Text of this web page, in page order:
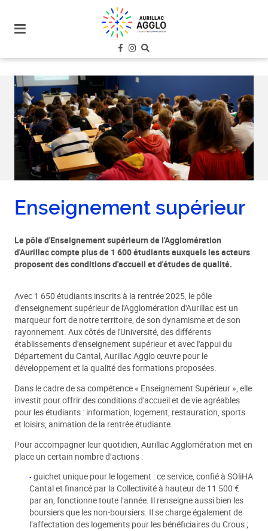
site
menu
aller au
contenu
Enseignement supérieur
Le pôle d'Enseignement supérieurn de l'Agglomération
d'Aurillac compte plus de 1 600 étudiants auxquels les acteurs
proposent des conditions d'accueil et d'études de qualité.
Avec 1 650 étudiants inscrits à la rentrée 2025, le pôle
d'enseignement supérieur de l'Agglomération d'Aurillac est un
marqueur fort de notre territoire, de son dynamisme et de son
rayonnement. Aux côtés de l'Université, des différents
établissements d'enseignement supérieur et avec l'appui du
Département du Cantal, Aurillac Agglo œuvre pour le
développement et la qualité des formations proposées.
Dans le cadre de sa compétence « Enseignement Supérieur », elle
investit pour offrir des conditions d'accueil et de vie agréables
pour les étudiants : information, logement, restauration, sports
et loisirs, animation de la rentrée étudiante.
Pour accompagner leur quotidien, Aurillac Agglomération met en
place un certain nombre d’actions :
guichet unique pour le logement : ce service, confié à SOliHA
Cantal et financé par la Collectivité à hauteur de 11 500 €
par an, fonctionne toute l’année. Il renseigne aussi bien les
boursiers que les non-boursiers. Il se charge également de
l’affectation des logements pour les bénéficiaires du Crous ;